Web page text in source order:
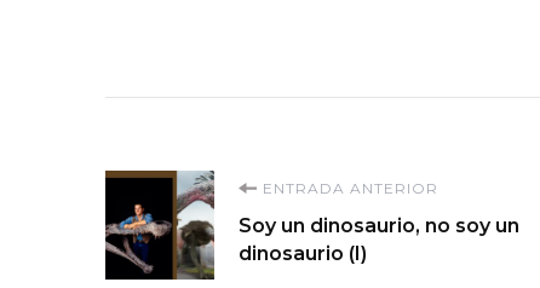
Navegación
de
ENTRADA ANTERIOR
Soy un dinosaurio, no soy un
dinosaurio (I)